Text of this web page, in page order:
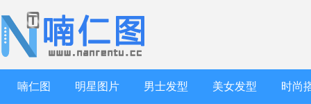
喃仁图 明星图片 男士发型 美女发型 时尚